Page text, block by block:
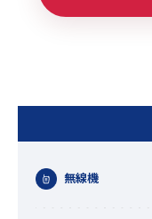
無線機